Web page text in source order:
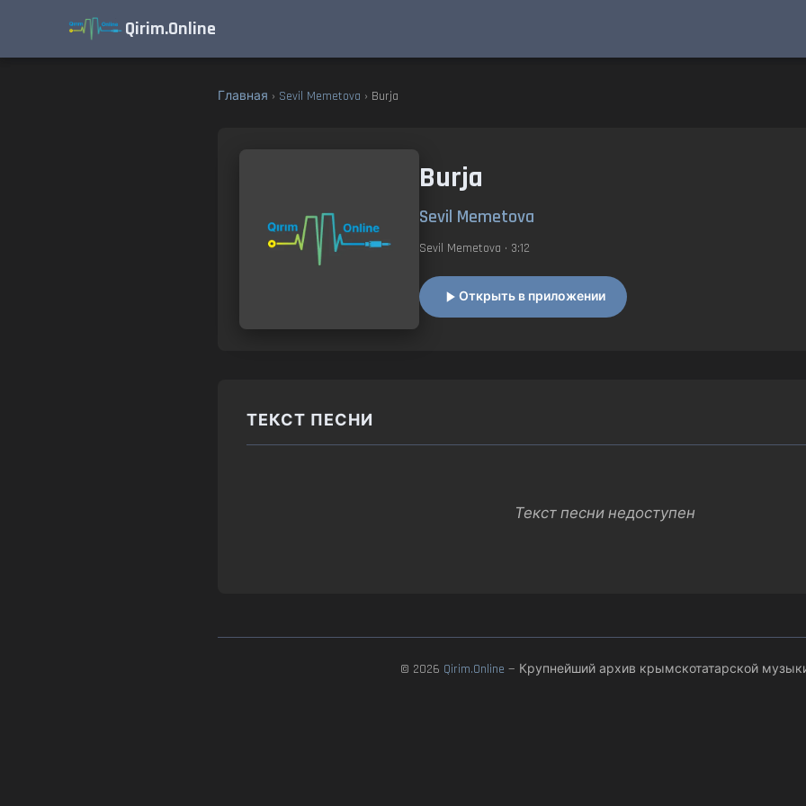
Qirim.Online
Главная › Sevil Memetova › Burja
Burja
Sevil Memetova
Sevil Memetova • 3:12
Открыть в приложении
ТЕКСТ ПЕСНИ
Текст песни недоступен
© 2026 Qirim.Online — Крупнейший архив крымскотатарской